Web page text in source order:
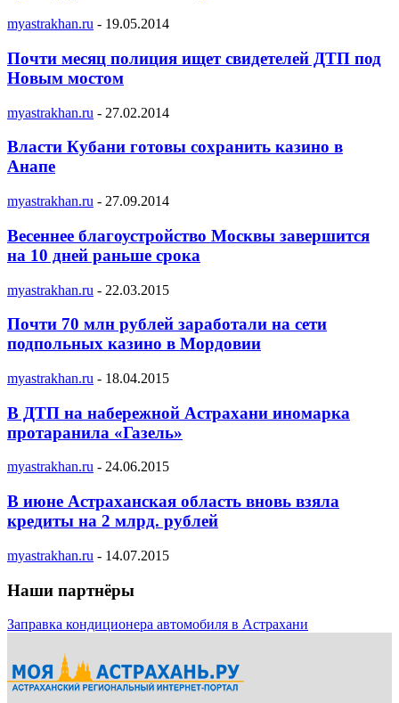
myastrakhan.ru - 19.05.2014
Почти месяц полиция ищет свидетелей ДТП под
Новым мостом
myastrakhan.ru - 27.02.2014
Власти Кубани готовы сохранить казино в
Анапе
myastrakhan.ru - 27.09.2014
Весеннее благоустройство Москвы завершится
на 10 дней раньше срока
myastrakhan.ru - 22.03.2015
Почти 70 млн рублей заработали на сети
подпольных казино в Мордовии
myastrakhan.ru - 18.04.2015
В ДТП на набережной Астрахани иномарка
протаранила «Газель»
myastrakhan.ru - 24.06.2015
В июне Астраханская область вновь взяла
кредиты на 2 млрд. рублей
myastrakhan.ru - 14.07.2015
Наши партнёры
Заправка кондиционера автомобиля в Астрахани